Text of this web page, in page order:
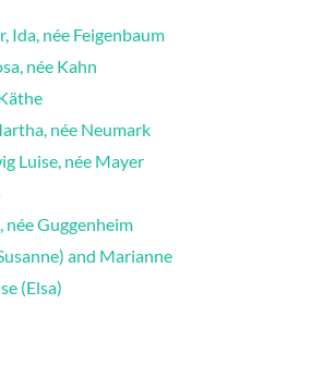
Ida, née Feigenbaum
née Kahn
née Neumark
Luise, née Mayer
née Guggenheim
and Marianne
(Elsa)